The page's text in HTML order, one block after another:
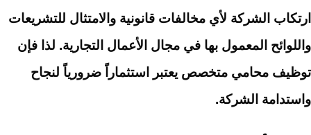
ارتكاب الشركة لأي مخالفات قانونية والامتثال للتشريعات
واللوائح المعمول بها في مجال الأعمال التجارية. لذا فإن
توظيف محامي متخصص يعتبر استثماراً ضرورياً لنجاح
واستدامة الشركة.